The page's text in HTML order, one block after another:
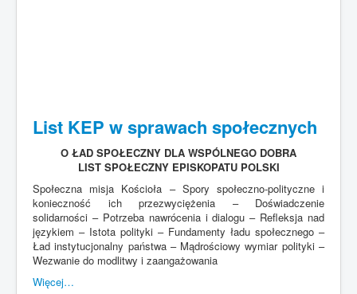
List KEP w sprawach społecznych
O ŁAD SPOŁECZNY DLA WSPÓLNEGO DOBRA
LIST SPOŁECZNY EPISKOPATU POLSKI
Społeczna misja Kościoła – Spory społeczno-polityczne i
konieczność ich przezwyciężenia – Doświadczenie
solidarności – Potrzeba nawrócenia i dialogu – Refleksja nad
językiem – Istota polityki – Fundamenty ładu społecznego –
Ład instytucjonalny państwa – Mądrościowy wymiar polityki –
Wezwanie do modlitwy i zaangażowania
Więcej…